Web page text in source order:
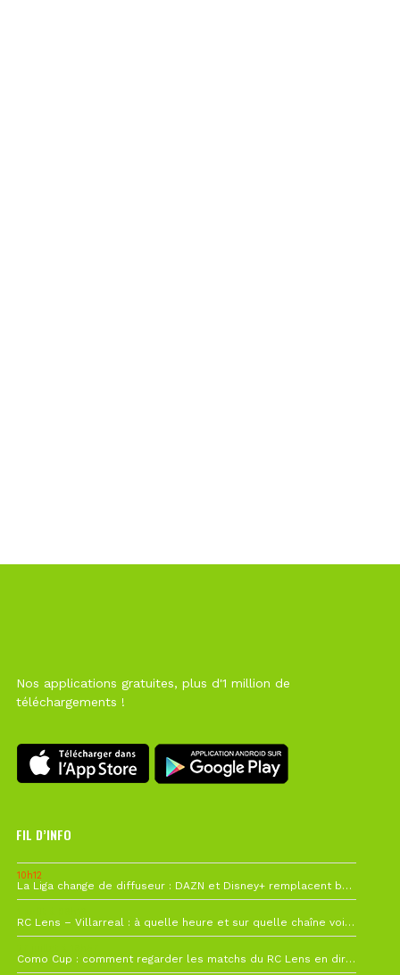
Nos applications gratuites, plus d'1 million de
téléchargements !
FIL D’INFO
10h12
La Liga change de diffuseur : DAZN et Disney+ remplacent beIN Sports !
RC Lens – Villarreal : à quelle heure et sur quelle chaîne voir la finale de la Como Cup ?
Como Cup : comment regarder les matchs du RC Lens en direct ?